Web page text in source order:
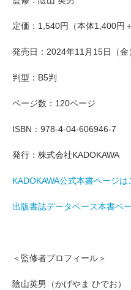
定価：1,540円（本体1,400円＋
発売日：2024年11月15日（金
判型：B5判
ページ数：120ページ
ISBN：978-4-04-606946-7
発行：株式会社KADOKAWA
KADOKAWA公式本書ページは
出版書誌データベース本書ペ
＜監修者プロフィール＞
陰山英男（かげやま ひでお）